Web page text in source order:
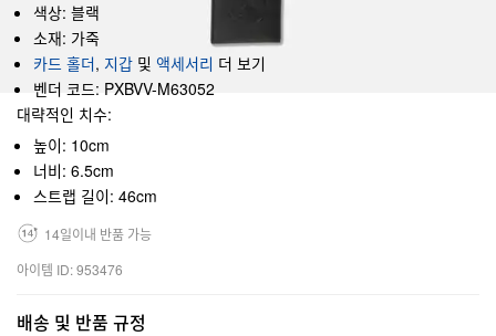
색상: 블랙
소재: 가죽
카드 홀더, 지갑 및 액세서리 더 보기
벤더 코드: PXBVV-M63052
대략적인 치수:
높이: 10cm
너비: 6.5cm
스트랩 길이: 46cm
14일이내 반품 가능
아이템 ID: 953476
배송 및 반품 규정